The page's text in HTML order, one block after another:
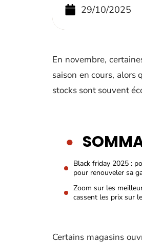
29/10/2025
En novembre,
saison en cours, alors
stocks sont souvent
Black friday 2025 :
pour renouveler sa
Zoom sur les
cassent les prix sur
Certains magasins